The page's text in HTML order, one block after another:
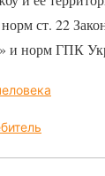
ст. 22
и норм ГПК